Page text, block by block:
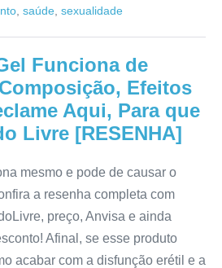
saúde sexualidade
Funciona de
Efeitos
Aqui, Para que
Livre [RESENHA]
mesmo e pode de causar o
a resenha completa com
preço, Anvisa e ainda
Afinal, se esse produto
acabar com a disfunção erétil e a